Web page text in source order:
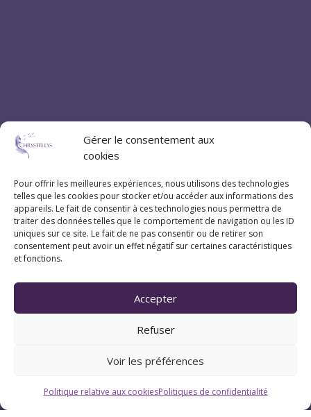
Gérer le consentement aux
cookies
Pour offrir les meilleures expériences, nous utilisons des technologies
telles que les cookies pour stocker et/ou accéder aux informations des
appareils. Le fait de consentir à ces technologies nous permettra de
traiter des données telles que le comportement de navigation ou les ID
uniques sur ce site. Le fait de ne pas consentir ou de retirer son
consentement peut avoir un effet négatif sur certaines caractéristiques
et fonctions.
Accepter
Refuser
Voir les préférences
Politique relative aux cookiesPolitiques de confidentialité
Coordonnées
07 83 20 79 47
Pau (Pyrénées-Atlantiques 64)
Suivez Chrystellys